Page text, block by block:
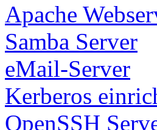
Apache
Samba Server
eMail-Server
Kerberos
OpenSSH